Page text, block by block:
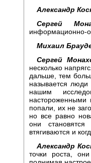
Александр
Сергей
информационно-
Михаил
Сергей
несколько
дальше, тем
называется
нашим
настороженными
попали, их не
но все равно
они
втягиваются и
Александр
точки роста,